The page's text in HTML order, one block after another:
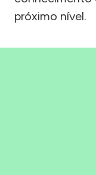
próximo nível.